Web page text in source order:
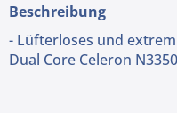
Beschreibung
- Lüfterloses und
Dual Core Celeron